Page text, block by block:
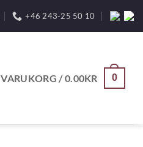
+46 243-25 50 10
VARUKORG /0.00KR 0